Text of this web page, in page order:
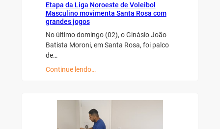
Etapa da Liga Noroeste de Voleibol
Masculino movimenta Santa Rosa com
grandes jogos
No último domingo (02), o Ginásio João
Batista Moroni, em Santa Rosa, foi palco
de…
Continue lendo…